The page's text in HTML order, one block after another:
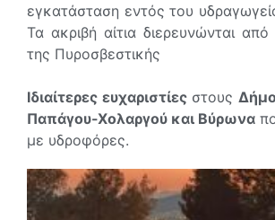
εγκατάσταση εντός του
Τα ακριβή αίτια διερευνώνται από
της Πυροσβεστικής
Ιδιαίτερες ευχαριστίεςστους
Παπάγου-Χολαργού και Βύρωνα
με υδροφόρες.